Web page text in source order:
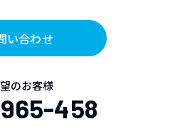
い合わせ
のお客様
458